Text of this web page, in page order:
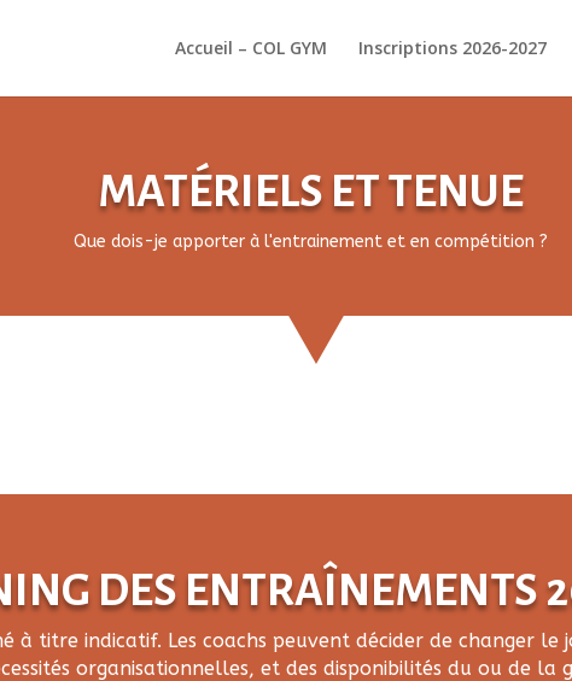
Accueil – COL GYM Inscriptions 2026-2027
MATÉRIELS ET TENUE
Que dois-je apporter à l'entrainement et en compétition ?
DES ENTRAÎNEMENTS
à titre indicatif. Les coachs peuvent décider de changer le
organisationnelles, et des disponibilités du ou de la